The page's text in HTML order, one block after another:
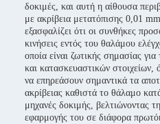
δοκιμές, και αυτή η αίθουσα
με ακρίβεια μετατόπισης 0,01
εξασφαλίζει ότι οι συνθήκες
κινήσεις εντός του θαλάμου
οποία είναι ζωτικής σημασίας
και κατασκευαστικών
να επηρεάσουν σημαντικά τα
ακρίβειας καθιστά το θάλαμο
μηχανές δοκιμής, βελτιώνοντας
εφαρμογής του σε διάφορα